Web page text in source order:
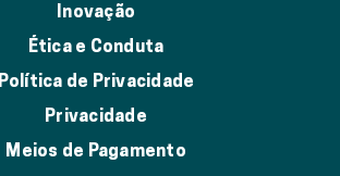
Inovação
Ética e Conduta
Política de Privacidade
Privacidade
Meios de Pagamento